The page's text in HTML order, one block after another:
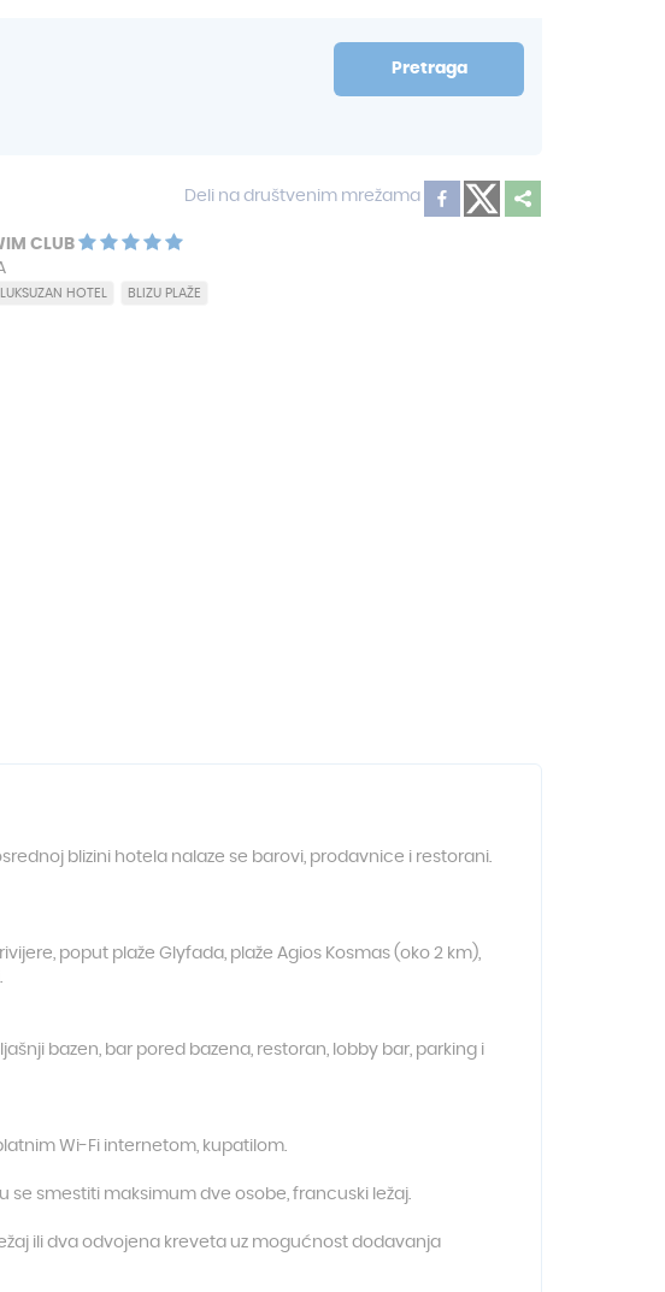
Pretraga
Deli na društvenim mrežama
CLUB
LUKSUZAN HOTEL BLIZU PLAŽE
blizini hotela nalaze se barovi, prodavnice i restorani.
poput plaže Glyfada, plaže Agios Kosmas (oko 2 km),
bazen, bar pored bazena, restoran, lobby bar, parking i
Wi-Fi internetom, kupatilom.
se smestiti maksimum dve osobe, francuski ležaj.
ili dva odvojena kreveta uz mogućnost dodavanja